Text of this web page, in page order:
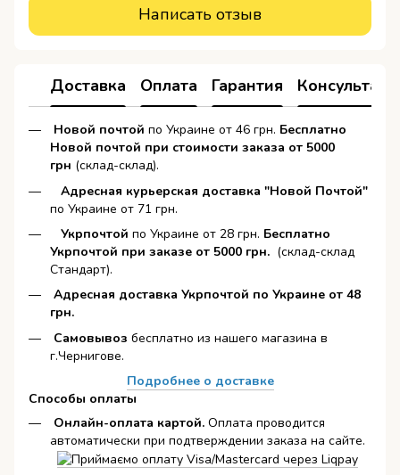
Написать отзыв
Доставка Оплата Гарантия
Новой почтой по Украине от 46 грн. Бесплатно
Новой почтой при стоимости заказа от 5000
грн (склад-склад).
Адресная курьерская доставка "Новой Почтой"
по Украине от 71 грн.
Укрпочтой по Украине от 28 грн. Бесплатно
Укрпочтой при заказе от 5000 грн. (склад-склад
Стандарт).
Адресная доставка Укрпочтой по Украине от 48
грн.
Самовывоз бесплатно из нашего магазина в
г.Чернигове.
Подробнее о доставке
Способы оплаты
Онлайн-оплата картой. Оплата проводится
автоматически при подтверждении заказа на сайте.